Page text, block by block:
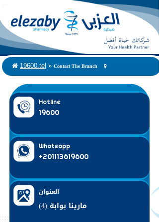
19600.tel » Contact The Branch
Hotline
19600
Whatsapp
+201113619600
العنوان
مارينا بوابة (4)